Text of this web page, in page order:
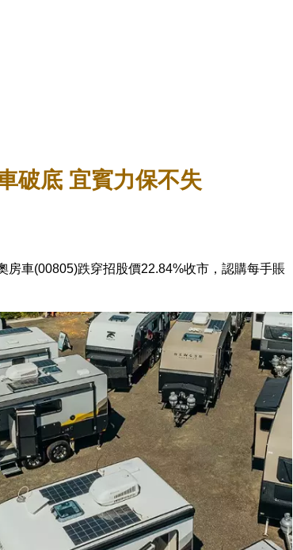
破底 宜賓力保不失
房車(00805)跌穿招股價22.84%收市，認購每手賬